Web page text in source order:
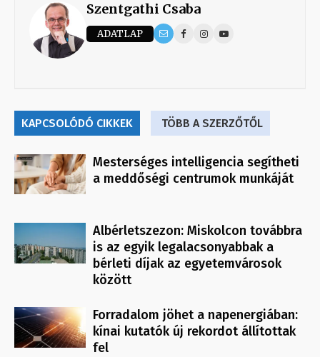
Szentgathi Csaba
ADATLAP
KAPCSOLÓDÓ CIKKEK TÖBB A SZERZŐTŐL
Mesterséges intelligencia segítheti
a meddőségi centrumok munkáját
Albérletszezon: Miskolcon továbbra
is az egyik legalacsonyabbak a
bérleti díjak az egyetemvárosok
között
Forradalom jöhet a napenergiában:
kínai kutatók új rekordot állítottak
fel